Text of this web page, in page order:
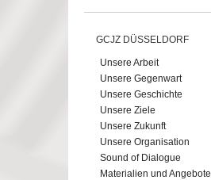
GCJZ DÜSSELDORF
Unsere Arbeit
Unsere Gegenwart
Unsere Geschichte
Unsere Ziele
Unsere Zukunft
Unsere Organisation
Sound of Dialogue
Materialien und Angebote